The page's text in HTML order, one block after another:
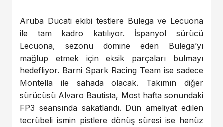
Aruba Ducati ekibi testlere Bulega ve Lecuona
ile tam kadro katılıyor. İspanyol sürücü
Lecuona, sezonu domine eden Bulega’yı
mağlup etmek için eksik parçaları bulmayı
hedefliyor. Barni Spark Racing Team ise sadece
Montella ile sahada olacak. Takımın diğer
sürücüsü Alvaro Bautista, Most hafta sonundaki
FP3 seansında sakatlandı. Dün ameliyat edilen
tecrübeli ismin pistlere dönüş süresi ise henüz